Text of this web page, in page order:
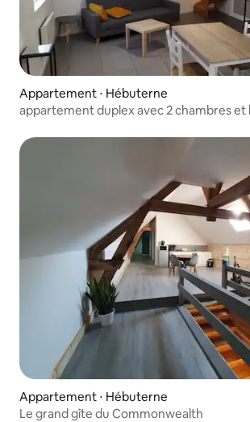
Appartement ⋅ Hébuterne
appartement duplex avec 2 chambres et
Appartement ⋅ Hébuterne
Le grand gîte du Commonwealth